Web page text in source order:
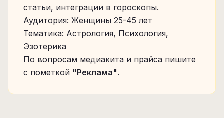
статьи, интеграции в гороскопы.
Аудитория: Женщины 25-45 лет
Тематика: Астрология, Психология,
Эзотерика
По вопросам медиакита и прайса пишите
с пометкой "Реклама".